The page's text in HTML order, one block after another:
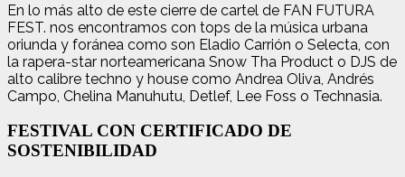
En lo más alto de este cierre de cartel de FAN FUTURA
FEST. nos encontramos con tops de la música urbana
oriunda y foránea como son Eladio Carrión o Selecta, con
la rapera-star norteamericana Snow Tha Product o DJS de
alto calibre techno y house como Andrea Oliva, Andrés
Campo, Chelina Manuhutu, Detlef, Lee Foss o Technasia.
FESTIVAL CON CERTIFICADO DE
SOSTENIBILIDAD